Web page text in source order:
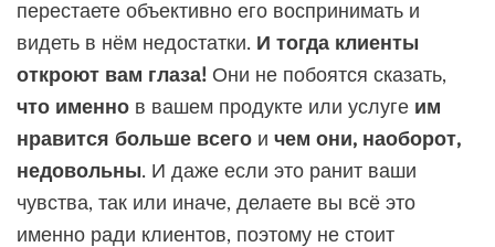
перестаете объективно его воспринимать и
видеть в нём недостатки. И тогда клиенты
откроют вам глаза! Они не побоятся сказать,
что именно в вашем продукте или услуге им
нравится больше всего и чем они, наоборот,
недовольны. И даже если это ранит ваши
чувства, так или иначе, делаете вы всё это
именно ради клиентов, поэтому не стоит